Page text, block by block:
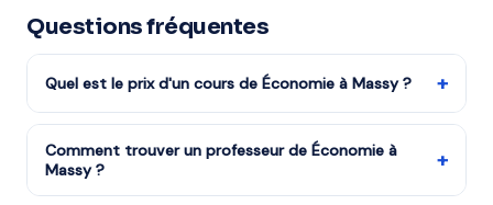
Questions fréquentes
Quel est le prix d'un cours de Économie à Massy ? +
Les tarifs dépendent de la matière, du niveau et de la
formule choisie. Notre organisme partenaire est agréé
services à la personne : vous bénéficiez du crédit
d'impôt de 50%. Remplissez le formulaire pour recevoir
Comment trouver un professeur de Économie à
Massy ?
+